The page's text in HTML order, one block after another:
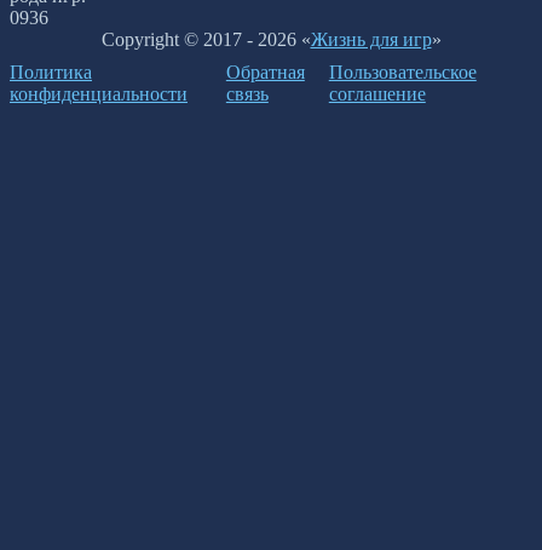
0936
Copyright © 2017 - 2026 «Жизнь для игр»
Политика
конфиденциальности
Обратная
связь
Пользовательское
соглашение